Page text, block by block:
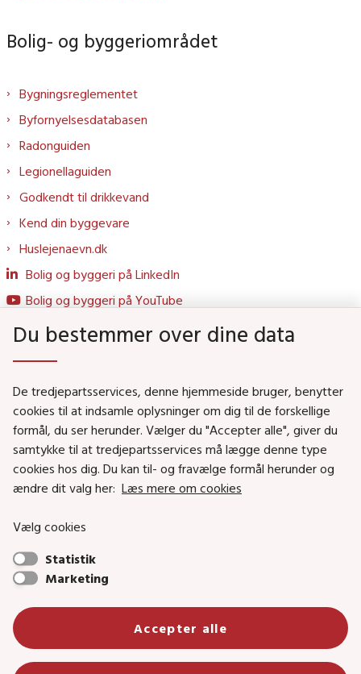
Bolig- og byggeriområdet
Bygningsreglementet
Byfornyelsesdatabasen
Radonguiden
Legionellaguiden
Godkendt til drikkevand
Kend din byggevare
Huslejenaevn.dk
Bolig og byggeri på LinkedIn
Bolig og byggeri på YouTube
Social- og Boligministeriet
Job i Social- og Boligstyrelsen
Puljer og tilskud
Nyhedsbreve
Social- og Boligstyrelsens nyheder som RSS feed
Social- og Boligstyrelsen • Tlf.: 72 42 37 00 •
sikkermail• EAN-nr.: 5798000354838 • CVR-nr.:
26144698
Primær adresse og reception: Lerchesgade 35, 5, 5000 Odense C •
Du bestemmer over dine data
De tredjepartsservices, denne hjemmeside bruger, benytter
cookies til at indsamle oplysninger om dig til de forskellige
formål, du ser herunder. Vælger du "Accepter alle", giver du
samtykke til at tredjepartsservices må lægge denne type
cookies hos dig. Du kan til- og fravælge formål herunder og
ændre dit valg her: Læs mere om cookies
Vælg cookies
Statistik
Marketing
Accepter alle